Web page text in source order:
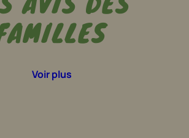
Voir plus